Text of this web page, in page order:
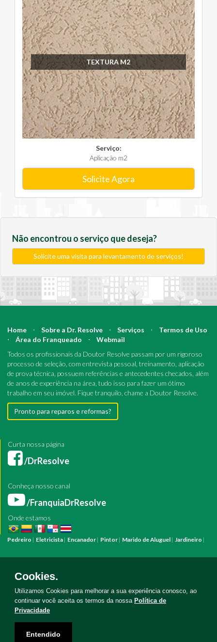
TEXTURA M2
Serviço:
Aplicação m2
Solicite Agora
Não encontrou o serviço que deseja?
Solicite uma visita para levantamento de serviços!
Home ⋅ Sobre a Dr. Resolve ⋅ Serviços ⋅
Termos de Uso
⋅
Área do Franqueado ⋅
Webmail
Todos os profissionais da Doutor Resolve passam por um rigoroso
processo de seleção, com entrevista pessoal, treinamento, aplicação
de prova técnica, possuem referências e antecedentes checados, além
de anos de experiência na área, tudo isso para fazer um ótimo
trabalho em seu imóvel. Fique tranquilo, chame a Doutor Resolve.
Pronto para reparos e reformas?
Curta nossa página
/DrResolve
Conheça nosso canal
/FranquiaDrResolve
Onde estamos
Pedreiro | Eletricista | Encanador | Pintor | Marido de Aluguel | Jardineiro |
Bombeiro HidráulicoManutenção PredialManutenção Residencial
ReformaServiço Eletricista
HidráulicaServiço PedreiroServiço Construção
Cookies.
Utilizamos Cookies para melhorar a sua experiência conosco, ao
continuar você aceita os termos da nossa Política de
Privacidade
Entendido